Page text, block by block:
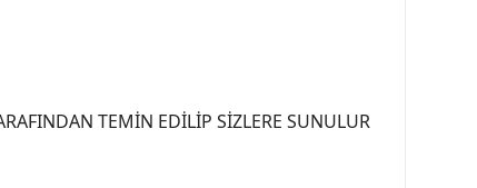
TEMİN EDİLİP SİZLERE SUNULUR